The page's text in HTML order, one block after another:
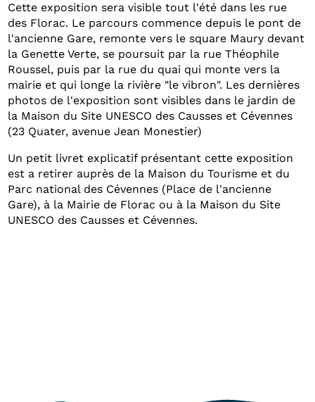
Cette exposition seravisible tout l'été dans les rue
des Florac. Le parcours commence depuis le pont de
l'ancienne Gare, remonte vers le square Maury devant
la Genette Verte, se poursuit par la rue Théophile
Roussel, puis par la rue du quai qui monte vers la
mairie et qui longe la rivière "le vibron". Les dernières
photos de l'exposition sont visibles dans le jardin de
la Maison du Site UNESCO des Causses et Cévennes
(23 Quater, avenue Jean Monestier)
Un petit livret explicatif présentant cette exposition
est a retirer auprès de la Maison du Tourisme et du
Parc national des Cévennes (Place de l'ancienne
Gare), à la Mairie de Florac ou à la Maison du Site
UNESCO des Causses et Cévennes.